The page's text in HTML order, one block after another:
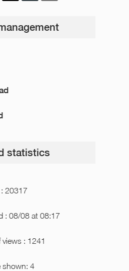
statistics
20317
: 08/08 at 08:17
: 1241
shown: 4